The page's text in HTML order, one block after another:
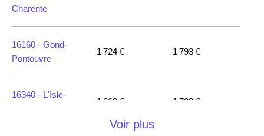
Charente
16160 - Gond-
Pontouvre
1 724 € 1 793 €
16340 - L'Isle-
1 669 € 1 788 €
Voir plus